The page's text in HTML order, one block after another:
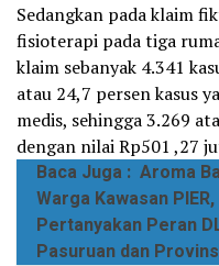
Sedangkan pada klaim
fisioterapi pada tiga
klaim sebanyak 4.341
atau 24,7 persen kasus
medis, sehingga 3.269
dengan nilai Rp501 ,27
Baca Juga : Aroma
Warga Kawasan
Pertanyakan Peran
Pasuruan dan